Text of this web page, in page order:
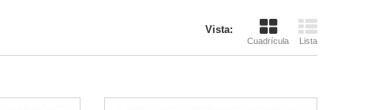
Vista:
Cuadrícula Lista